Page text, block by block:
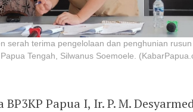
serah terima pengelolaan dan penghunian
Tengah, Silwanus Soemoele.
Papua I, Ir. P. M.